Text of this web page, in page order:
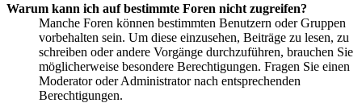
Warum kann ich auf bestimmte Foren nicht zugreifen?
Manche Foren können bestimmten Benutzern oder Gruppen
vorbehalten sein. Um diese einzusehen, Beiträge zu lesen, zu
schreiben oder andere Vorgänge durchzuführen, brauchen Sie
möglicherweise besondere Berechtigungen. Fragen Sie einen
Moderator oder Administrator nach entsprechenden
Berechtigungen.